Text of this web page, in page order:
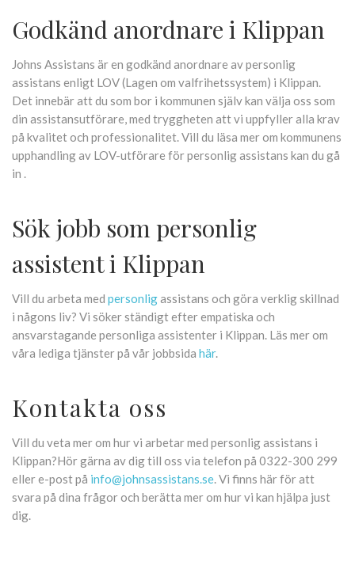
Godkänd anordnare i Klippan
Johns Assistans är en godkänd anordnare av personlig
assistans enligt LOV (Lagen om valfrihetssystem) i Klippan.
Det innebär att du som bor i kommunen själv kan välja oss som
din assistansutförare, med tryggheten att vi uppfyller alla krav
på kvalitet och professionalitet. Vill du läsa mer om kommunens
upphandling av LOV-utförare för personlig assistans kan du gå
in .
Sök jobb som personlig
assistent i Klippan
Vill du arbeta med personligassistans och göra verklig skillnad
i någons liv? Vi söker ständigt efter empatiska och
ansvarstagande personliga assistenter i Klippan. Läs mer om
våra lediga tjänster på vår jobbsida här.
Kontakta oss
Vill du veta mer om hur vi arbetar med personlig assistans i
Klippan?Hör gärna av dig till oss via telefon på 0322-300 299
eller e-post på info@johnsassistans.se. Vi finns här för att
svara på dina frågor och berätta mer om hur vi kan hjälpa just
dig.